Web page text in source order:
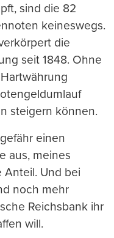
sind die 82
keineswegs.
die
seit 1848. Ohne
steigern können.
einen
aus, meines
Anteil. Und bei
noch mehr
Reichsbank ihr
will.